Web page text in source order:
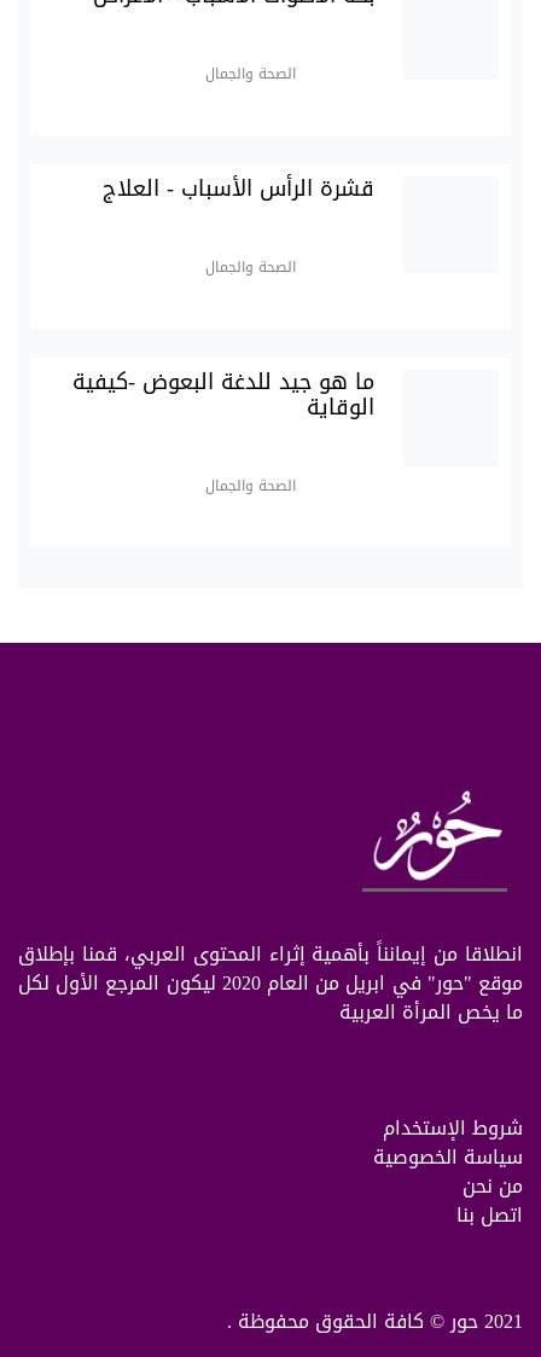
الصحة والجمال
قشرة الرأس الأسباب - العلاج
الصحة والجمال
ما هو جيد للدغة البعوض -كيفية
الوقاية
الصحة والجمال
انطلاقا من إيمانناً بأهمية إثراء المحتوى العربي، قمنا بإطلاق
موقع "حور" في ابريل من العام 2020 ليكون المرجع الأول لكل
ما يخص المرأة العربية
شروط الإستخدام
سياسة الخصوصية
من نحن
اتصل بنا
2021 حور © كافة الحقوق محفوظة .